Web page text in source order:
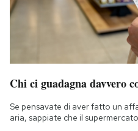
Chi ci guadagna davvero
Se pensavate di aver fatto un
aria, sappiate che il